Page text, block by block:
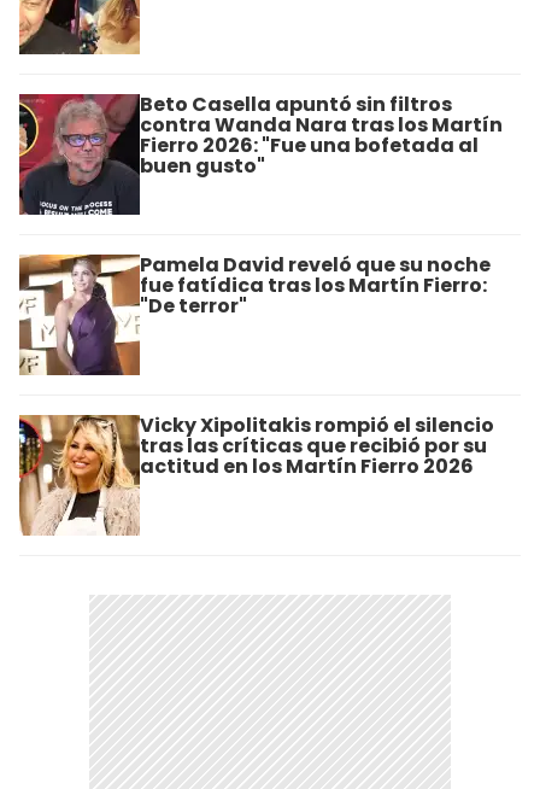
Beto Casella apuntó sin filtros
contra Wanda Nara tras los Martín
Fierro 2026: "Fue una bofetada al
buen gusto"
Pamela David reveló que su noche
fue fatídica tras los Martín Fierro:
"De terror"
Vicky Xipolitakis rompió el silencio
tras las críticas que recibió por su
actitud en los Martín Fierro 2026